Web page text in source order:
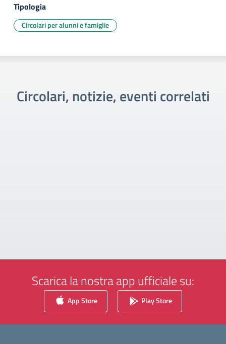
Tipologia
Circolari per alunni e famiglie
Circolari, notizie, eventi correlati
Scarica la nostra app ufficiale su:
App Store Play Store